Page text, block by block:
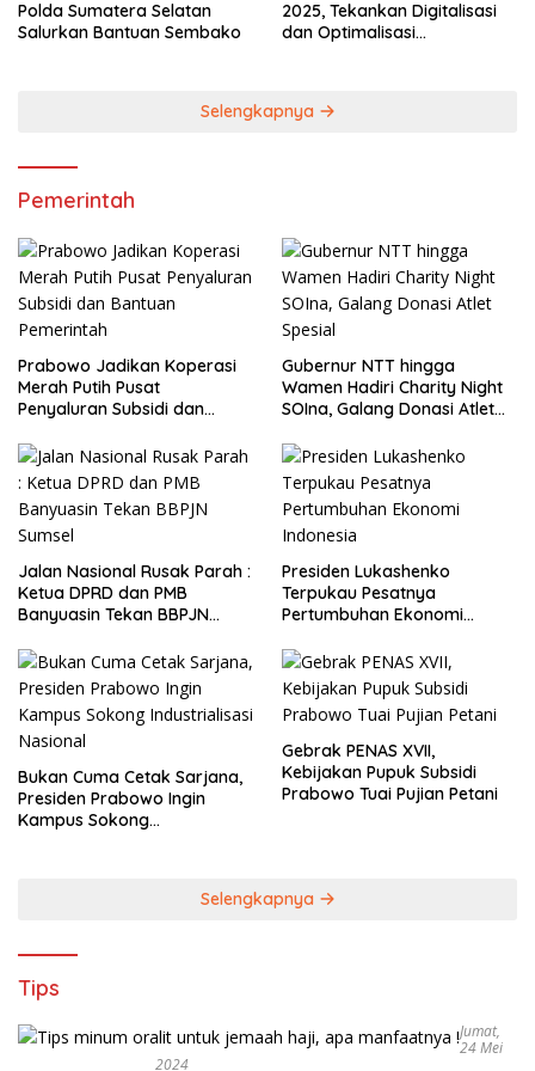
Polda Sumatera Selatan
Salurkan Bantuan Sembako
2025, Tekankan Digitalisasi
dan Optimalisasi
Selengkapnya
Pemerintah
Prabowo Jadikan Koperasi
Merah Putih Pusat
Penyaluran Subsidi dan
Gubernur NTT hingga
Wamen Hadiri Charity Night
SOIna, Galang Donasi Atlet
Jalan Nasional Rusak Parah :
Ketua DPRD dan PMB
Banyuasin Tekan BBPJN
Presiden Lukashenko
Terpukau Pesatnya
Pertumbuhan Ekonomi
Bukan Cuma Cetak Sarjana,
Presiden Prabowo Ingin
Kampus Sokong
Gebrak PENAS XVII,
Kebijakan Pupuk Subsidi
Prabowo Tuai Pujian Petani
Selengkapnya
Tips
Jumat,
24 Mei
2024